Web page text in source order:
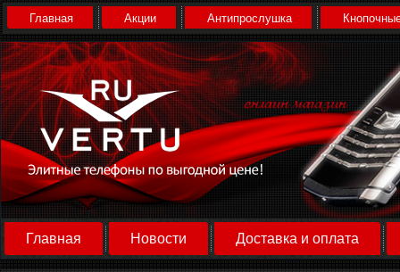
Главная Акции Антипрослушка
Главная Новости Доставка и оплата